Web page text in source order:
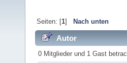
Seiten: [1] Nach unten
Autor
0 Mitglieder und 1 Gast